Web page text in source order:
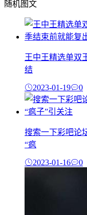
随机图文
王中王精选单双
结
2023-01-19 0
搜索一下彩吧论
“疯
2023-01-16 0